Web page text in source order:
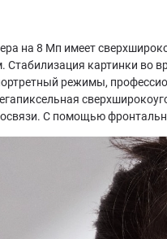
на 8 Мп имеет
картинки во
режимы,
С помощью